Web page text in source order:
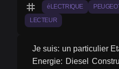
tag éLECTRIQUE
LECTEUR
Je suis: un particulier
Energie: Diesel